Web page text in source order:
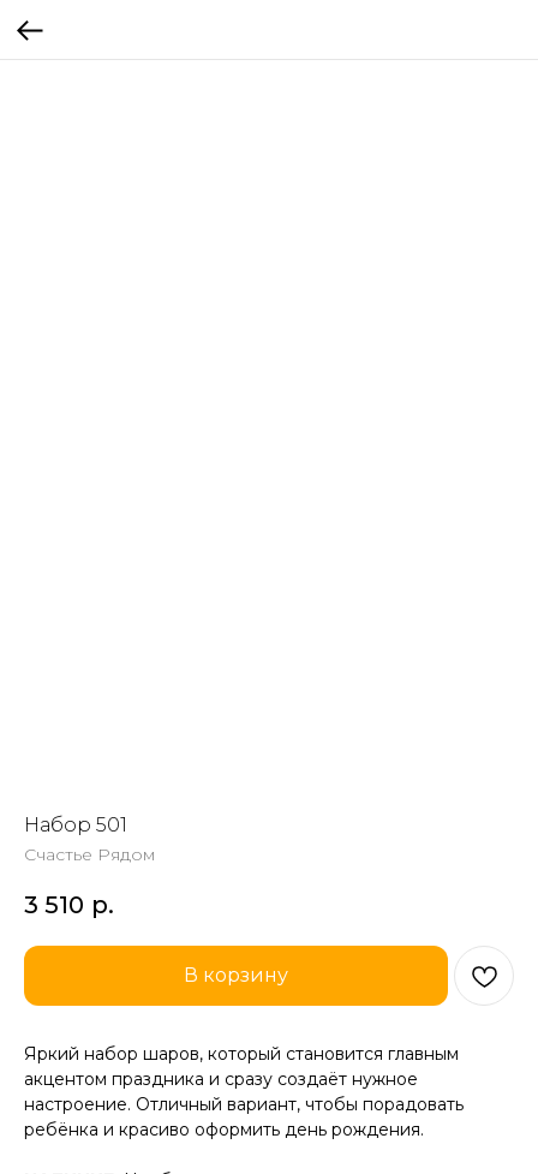
Набор 501
Счастье Рядом
3 510 р.
В корзину
Яркий набор шаров, который становится главным
акцентом праздника и сразу создаёт нужное
настроение. Отличный вариант, чтобы порадовать
ребёнка и красиво оформить день рождения.